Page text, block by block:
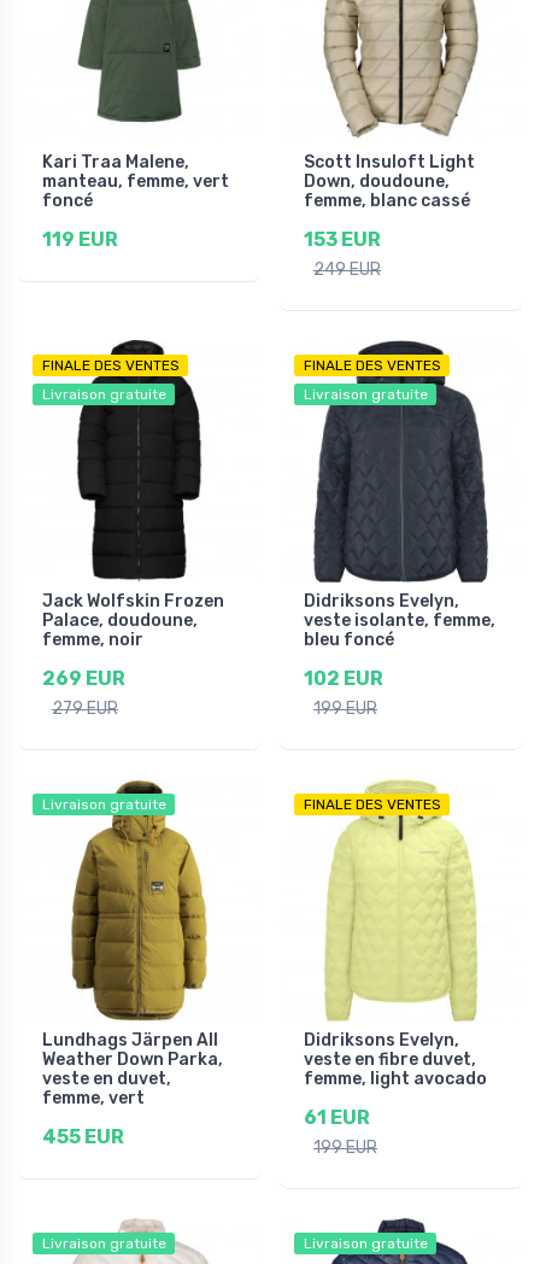
Kari Traa Malene,
manteau, femme, vert
foncé
119 EUR
Scott Insuloft Light
Down, doudoune,
femme, blanc cassé
153 EUR
249 EUR
FINALE DES VENTES
Livraison gratuite
Jack Wolfskin Frozen
Palace, doudoune,
femme, noir
269 EUR
279 EUR
FINALE DES VENTES
Livraison gratuite
Didriksons Evelyn,
veste isolante, femme,
bleu foncé
102 EUR
199 EUR
Livraison gratuite
Lundhags Järpen All
Weather Down Parka,
veste en duvet,
femme, vert
455 EUR
FINALE DES VENTES
Didriksons Evelyn,
veste en fibre duvet,
femme, light avocado
61 EUR
199 EUR
Livraison gratuite Livraison gratuite